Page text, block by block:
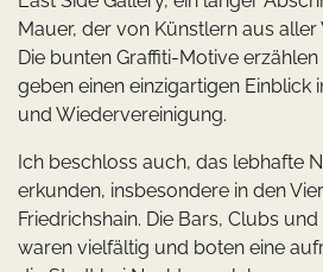
Mauer, der von Künstlern aus
Die bunten Graffiti-Motive
geben einen einzigartigen Einblick
und Wiedervereinigung.
Ich beschloss auch, das lebhafte
erkunden, insbesondere in den
Friedrichshain. Die Bars, Clubs
waren vielfältig und boten eine